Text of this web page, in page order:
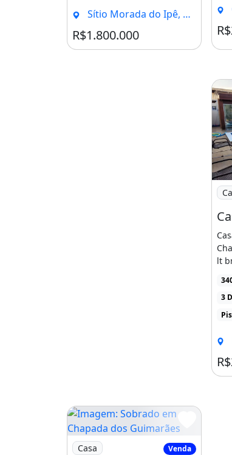
Sítio Morada do Ipê, Chapada Dos Guimarães - MT
R$1.800.000
lt
3
Imagem: Sobrado em Chapada dos
Casa Venda